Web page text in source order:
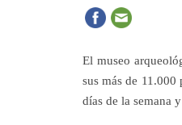
El museo
sus más de
días de la semana